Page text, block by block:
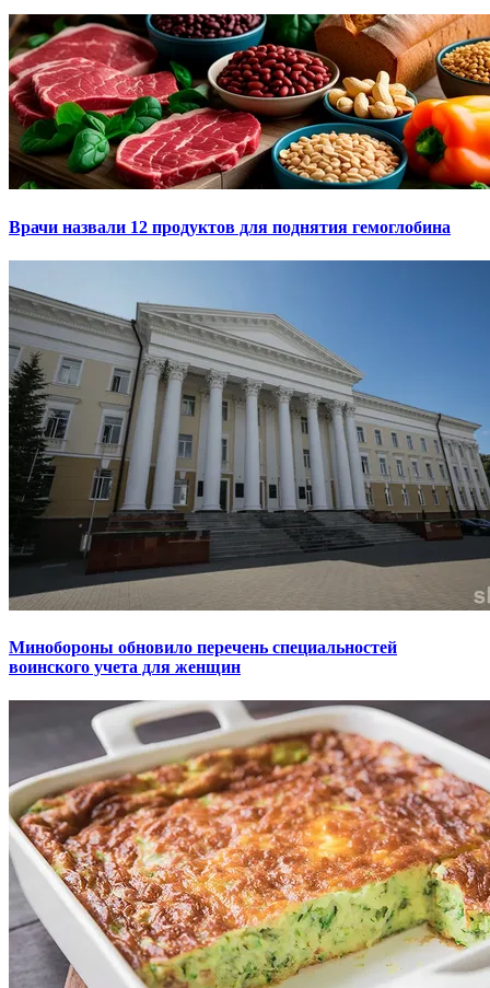
Врачи назвали 12 продуктов для поднятия гемоглобина
Минобороны обновило перечень специальностей
воинского учета для женщин